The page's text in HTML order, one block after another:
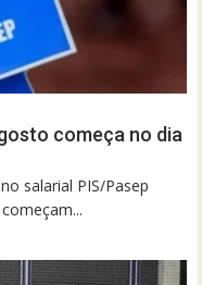
começa no dia
salarial PIS/Pasep